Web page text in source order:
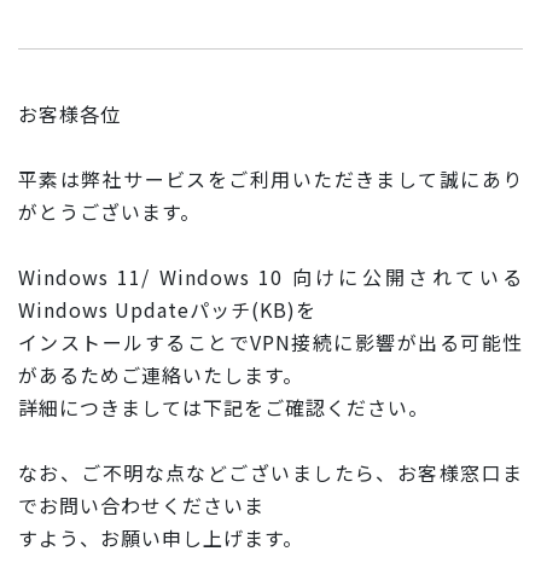
お客様各位
平素は弊社サービスをご利用いただきまして誠にあり
がとうござい ます。
Windows 11/ Windows 10 向けに公開されている
Windows Updateパッチ(KB)を
インストールすることでVPN接続に影響が出る可能性
があるため ご連絡いたします。
詳細につきましては下記をご確認ください。
なお、ご不明な点などございましたら、お客様窓口ま
でお問い合わせくださいま
すよう、お願い申し上げます。